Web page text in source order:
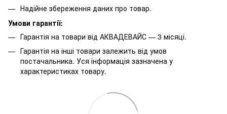
Надійне збереження даних про товар.
Умови гарантії:
Гарантія на товари від АКВАДЕВАЙС — 3 місяці.
Гарантія на інші товари залежить від умов
постачальника. Уся інформація зазначена у
характеристиках товару.